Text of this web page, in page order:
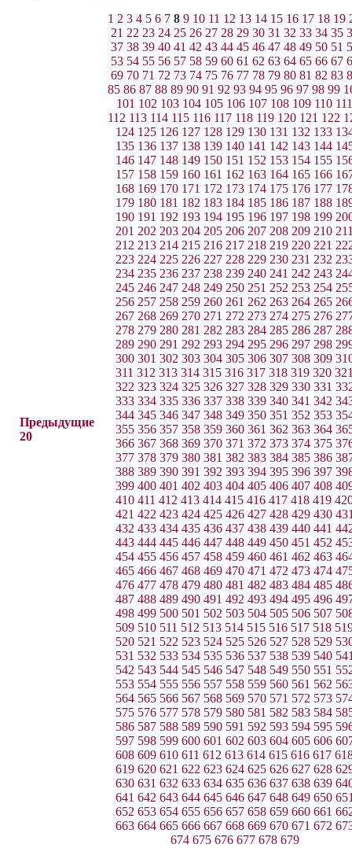
Предыдущие
20
1 2 3 4 5 6 7 8 9 10 11 12 13 14 15 16 17 18 19
21 22 23 24 25 26 27 28 29 30 31 32 33 34 35
37 38 39 40 41 42 43 44 45 46 47 48 49 50 51
53 54 55 56 57 58 59 60 61 62 63 64 65 66 67
69 70 71 72 73 74 75 76 77 78 79 80 81 82 83
85 86 87 88 89 90 91 92 93 94 95 96 97 98 99
101 102 103 104 105 106 107 108 109 110 111
112 113 114 115 116 117 118 119 120 121 122
124 125 126 127 128 129 130 131 132 133
135 136 137 138 139 140 141 142 143 144
146 147 148 149 150 151 152 153 154 155
157 158 159 160 161 162 163 164 165 166
168 169 170 171 172 173 174 175 176 177
179 180 181 182 183 184 185 186 187 188
190 191 192 193 194 195 196 197 198 199
201 202 203 204 205 206 207 208 209 210
212 213 214 215 216 217 218 219 220 221
223 224 225 226 227 228 229 230 231 232
234 235 236 237 238 239 240 241 242 243
245 246 247 248 249 250 251 252 253 254
256 257 258 259 260 261 262 263 264 265
267 268 269 270 271 272 273 274 275 276
278 279 280 281 282 283 284 285 286 287
289 290 291 292 293 294 295 296 297 298
300 301 302 303 304 305 306 307 308 309
311 312 313 314 315 316 317 318 319 320
322 323 324 325 326 327 328 329 330 331
333 334 335 336 337 338 339 340 341 342
344 345 346 347 348 349 350 351 352 353
355 356 357 358 359 360 361 362 363 364
366 367 368 369 370 371 372 373 374 375
377 378 379 380 381 382 383 384 385 386
388 389 390 391 392 393 394 395 396 397
399 400 401 402 403 404 405 406 407 408
410 411 412 413 414 415 416 417 418 419
421 422 423 424 425 426 427 428 429 430
432 433 434 435 436 437 438 439 440 441
443 444 445 446 447 448 449 450 451 452
454 455 456 457 458 459 460 461 462 463
465 466 467 468 469 470 471 472 473 474
476 477 478 479 480 481 482 483 484 485
487 488 489 490 491 492 493 494 495 496
498 499 500 501 502 503 504 505 506 507
509 510 511 512 513 514 515 516 517 518
520 521 522 523 524 525 526 527 528 529
531 532 533 534 535 536 537 538 539 540
542 543 544 545 546 547 548 549 550 551
553 554 555 556 557 558 559 560 561 562
564 565 566 567 568 569 570 571 572 573
575 576 577 578 579 580 581 582 583 584
586 587 588 589 590 591 592 593 594 595
597 598 599 600 601 602 603 604 605 606
608 609 610 611 612 613 614 615 616 617
619 620 621 622 623 624 625 626 627 628
630 631 632 633 634 635 636 637 638 639
641 642 643 644 645 646 647 648 649 650
652 653 654 655 656 657 658 659 660 661
663 664 665 666 667 668 669 670 671 672
674 675 676 677 678 679